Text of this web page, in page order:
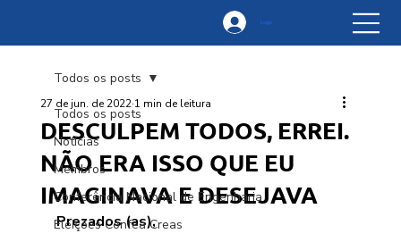
Login
Todos os posts
Notícias
Membros
Conferência Nacional de Engenharia
Eleições Confea Creas
Todos os posts
DESCULPEM TODOS, ERREI.
NÃO ERA ISSO QUE EU
IMAGINAVA E DESEJAVA
27 de jun. de 2022 1 min de leitura
Prezados (as),